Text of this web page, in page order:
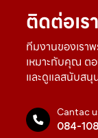
ติดต่อเรา
ทีมงานของเรา
เหมาะกับคุณ ต
และดูแลสนับส
Cantac
084-